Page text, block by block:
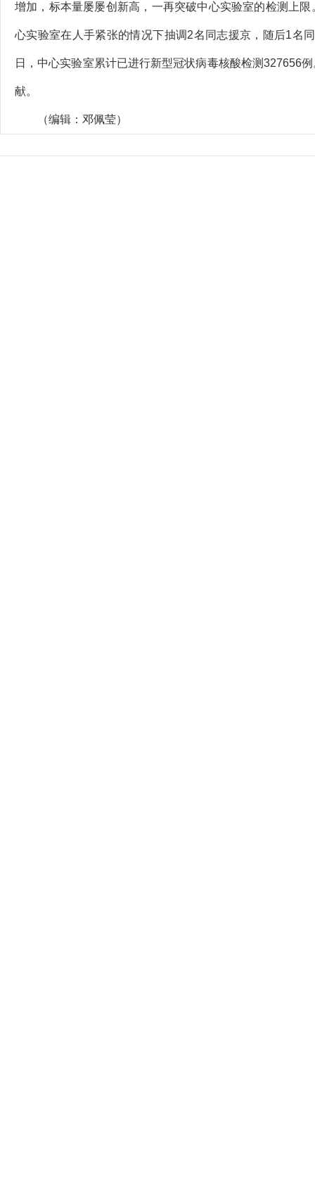
增加，标本量屡屡创新高，一再突破中心实验室的检测上
心实验室在人手紧张的情况下抽调2名同志援京，随后1名
日，中心实验室累计已进行新型冠状病毒核酸检测327656
献。
（编辑：邓佩莹）